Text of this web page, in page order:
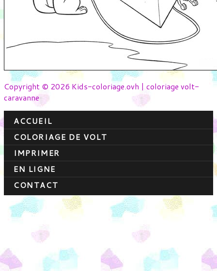
Copyright © 2026 Kids-coloriage.ovh | coloriage volt-
caravanne
ACCUEIL
COLORIAGE DE VOLT
IMPRIMER
EN LIGNE
CONTACT